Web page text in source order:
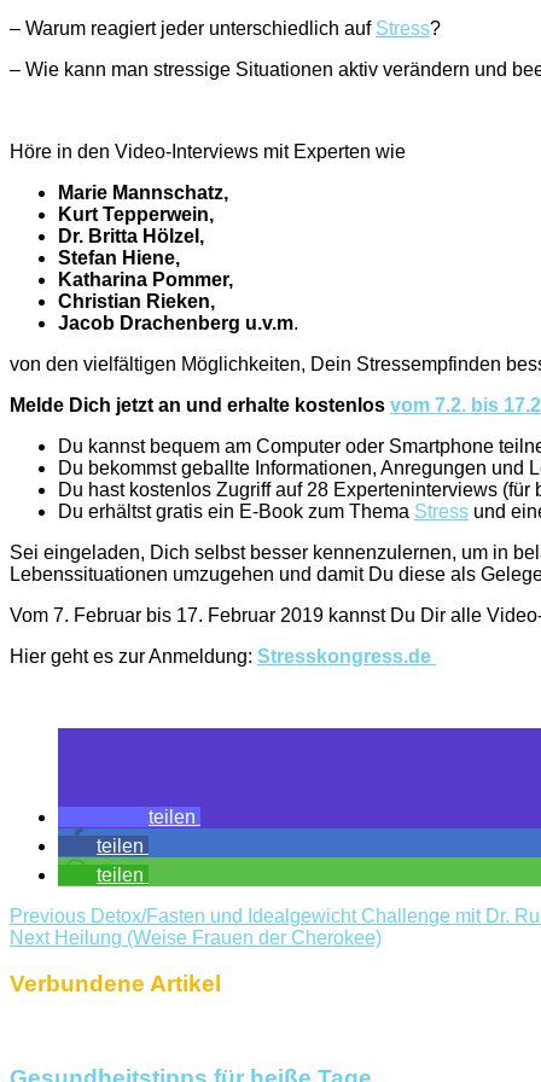
– Warum reagiert jeder unterschiedlich auf Stress?
– Wie kann man stressige Situationen aktiv verändern und
Höre in den Video-Interviews mit Experten wie
Marie Mannschatz,
Kurt Tepperwein,
Dr. Britta Hölzel,
Stefan Hiene,
Katharina Pommer,
Christian Rieken,
Jacob Drachenberg u.v.m.
von den vielfältigen Möglichkeiten, Dein Stressempfinden
Melde Dich jetzt an und erhalte kostenlos vom 7.2. bis
Du kannst bequem am Computer oder Smartphone
Du bekommst geballte Informationen, Anregungen und
Du hast kostenlos Zugriff auf 28 Experteninterviews (für
Du erhältst gratis ein E-Book zum Thema Stress und
Sei eingeladen, Dich selbst besser kennenzulernen, um in
Lebenssituationen umzugehen und damit Du diese als
Vom 7. Februar bis 17. Februar 2019 kannst Du Dir alle
Hier geht es zur Anmeldung: Stresskongress.de
teilen
teilen
teilen
Previous Detox/Fasten und Idealgewicht Challenge mit Dr.
NextHeilung (Weise Frauen der Cherokee)
Verbundene Artikel